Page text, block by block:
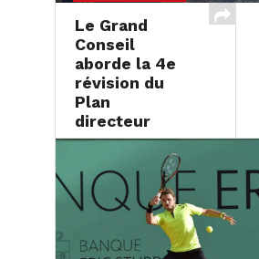
Le Grand
Conseil
aborde la 4e
révision du
Plan
directeur